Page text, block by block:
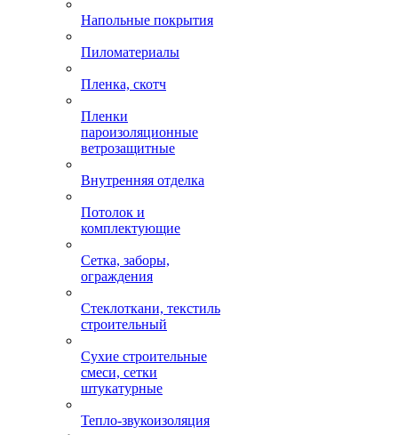
Напольные покрытия
Пиломатериалы
Пленка, скотч
Пленки
пароизоляционные
ветрозащитные
Внутренняя отделка
Потолок и
комплектующие
Сетка, заборы,
ограждения
Стеклоткани, текстиль
строительный
Сухие строительные
смеси, сетки
штукатурные
Тепло-звукоизоляция